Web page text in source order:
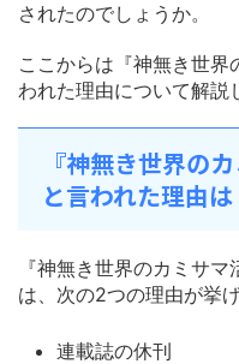
されたのでしょうか。
ここからは『神無き世
われた理由について解説
『神無き世界の
と言われた理由は
『神無き世界のカミサ
は、次の2つの理由が挙げ
連載誌の休刊